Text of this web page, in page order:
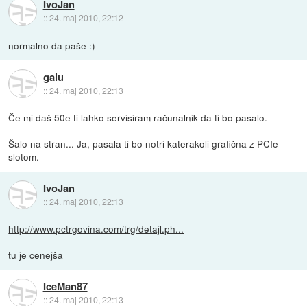
IvoJan
::24. maj 2010, 22:12
normalno da paše :)
galu
::24. maj 2010, 22:13
Če mi daš 50e ti lahko servisiram računalnik da ti bo pasalo.
Šalo na stran... Ja, pasala ti bo notri katerakoli grafična z PCIe
slotom.
IvoJan
::24. maj 2010, 22:13
http://www.pctrgovina.com/trg/detajl.ph...
tu je cenejša
IceMan87
::24. maj 2010, 22:13